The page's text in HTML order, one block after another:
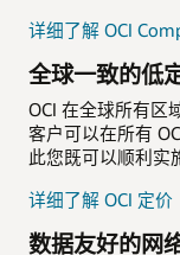
详细了解 OCI
全球一致的低
OCI 在全球所有区
客户可以在所有
此您既可以顺利实
详细了解 OCI 定价
数据友好的网